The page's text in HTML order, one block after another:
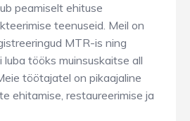
peamiselt ehituse
teenuseid. Meil on
MTR-is ning
tööks muinsuskaitse all
töötajatel on pikaajaline
ehitamise, restaureerimise ja